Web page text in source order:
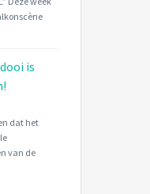
is
dat het
van de